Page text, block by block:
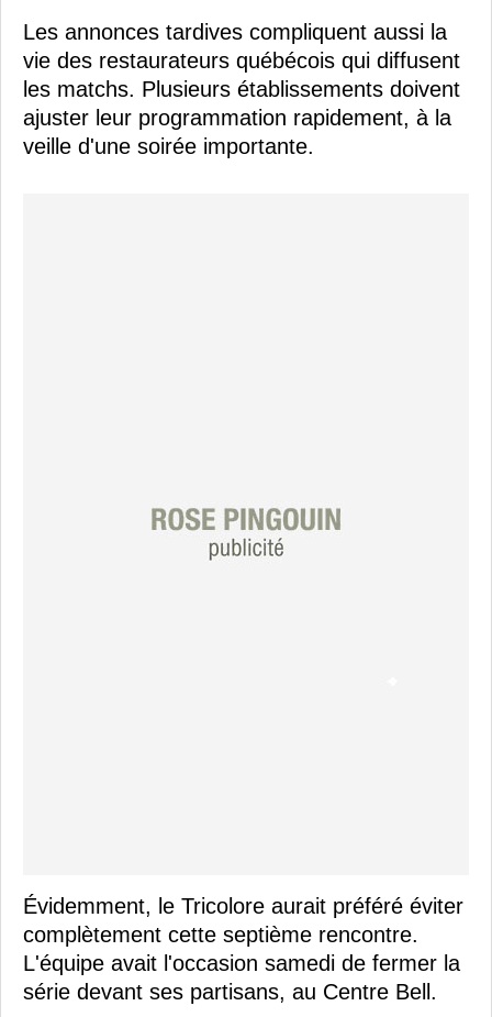
Les annonces tardives compliquent aussi la
vie des restaurateurs québécois qui diffusent
les matchs. Plusieurs établissements doivent
ajuster leur programmation rapidement, à la
veille d'une soirée importante.
Évidemment, le Tricolore aurait préféré éviter
complètement cette septième rencontre.
L'équipe avait l'occasion samedi de fermer la
série devant ses partisans, au Centre Bell.